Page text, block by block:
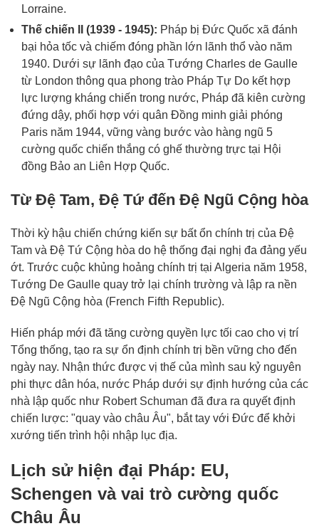
Lorraine.
Thế chiến II (1939 - 1945): Pháp bị Đức Quốc xã đánh
bại hỏa tốc và chiếm đóng phần lớn lãnh thổ vào năm
1940. Dưới sự lãnh đạo của Tướng Charles de Gaulle
từ London thông qua phong trào Pháp Tự Do kết hợp
lực lượng kháng chiến trong nước, Pháp đã kiên cường
đứng dậy, phối hợp với quân Đồng minh giải phóng
Paris năm 1944, vững vàng bước vào hàng ngũ 5
cường quốc chiến thắng có ghế thường trực tại Hội
đồng Bảo an Liên Hợp Quốc.
Từ Đệ Tam, Đệ Tứ đến Đệ Ngũ Cộng hòa
Thời kỳ hậu chiến chứng kiến sự bất ổn chính trị của Đệ
Tam và Đệ Tứ Cộng hòa do hệ thống đại nghị đa đảng yếu
ớt. Trước cuộc khủng hoảng chính trị tại Algeria năm 1958,
Tướng De Gaulle quay trở lại chính trường và lập ra nền
Đệ Ngũ Cộng hòa (French Fifth Republic).
Hiến pháp mới đã tăng cường quyền lực tối cao cho vị trí
Tổng thống, tạo ra sự ổn định chính trị bền vững cho đến
ngày nay. Nhận thức được vị thế của mình sau kỷ nguyên
phi thực dân hóa, nước Pháp dưới sự định hướng của các
nhà lập quốc như Robert Schuman đã đưa ra quyết định
chiến lược: "quay vào châu Âu", bắt tay với Đức để khởi
xướng tiến trình hội nhập lục địa.
Lịch sử hiện đại Pháp: EU,
Schengen và vai trò cường quốc
Châu Âu